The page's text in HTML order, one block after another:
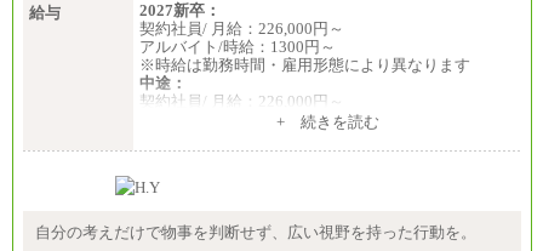
給与
2027新卒：
契約社員/ 月給：226,000円～
アルバイト/時給：1300円～
※時給は勤務時間・雇用形態により異なります
中途：
契約社員/ 月給：226,000円～
アルバイト/時給：1300円～
+ 続きを読む
自分の考えだけで物事を判断せず、広い視野を持った行動を。